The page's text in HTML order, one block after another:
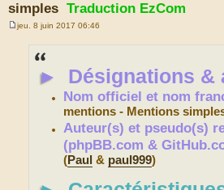
simples Traduction EzCom
M
jeu. 8 juin 2017 06:46
► Désignations &
Nom officiel et nom
mentions - Mentions
Auteur(s) et pseudo(s)
(phpBB.com &
(Paul & paul999)